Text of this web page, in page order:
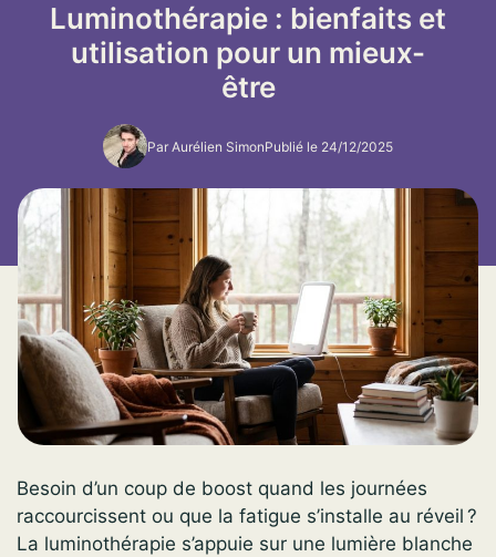
Luminothérapie : bienfaits et
utilisation pour un mieux-
être
Par Aurélien SimonPublié le 24/12/2025
Besoin d’un coup de boost quand les journées
raccourcissent ou que la fatigue s’installe au réveil ?
La luminothérapie s’appuie sur une lumière blanche